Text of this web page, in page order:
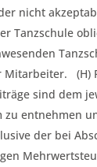
nicht
Tanzschule
Mitarbeiter. (H)
sind dem
zu entnehmen
der bei